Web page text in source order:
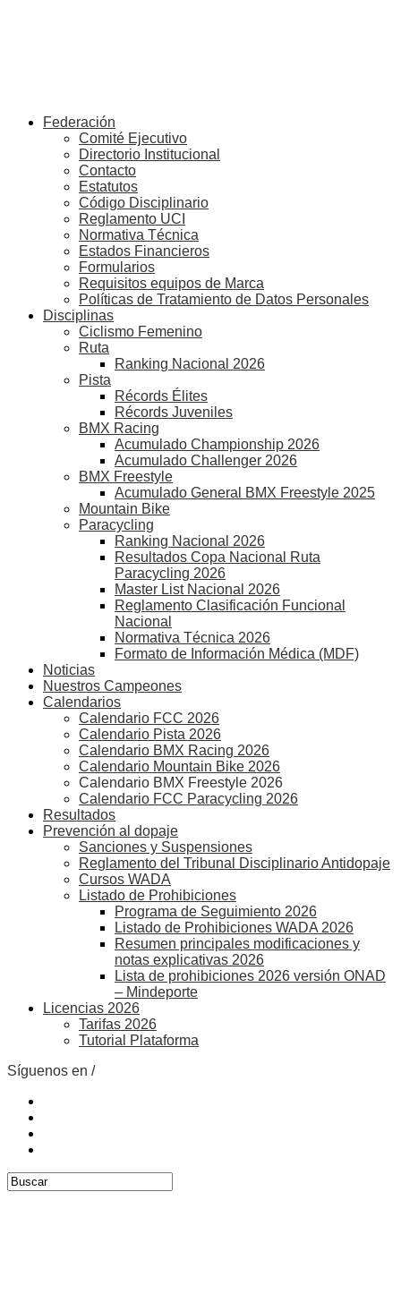
Federación
Comité Ejecutivo
Directorio Institucional
Contacto
Estatutos
Código Disciplinario
Reglamento UCI
Normativa Técnica
Estados Financieros
Formularios
Requisitos equipos de Marca
Políticas de Tratamiento de Datos Personales
Disciplinas
Ciclismo Femenino
Ruta
Ranking Nacional 2026
Pista
Récords Élites
Récords Juveniles
BMX Racing
Acumulado Championship 2026
Acumulado Challenger 2026
BMX Freestyle
Acumulado General BMX Freestyle 2025
Mountain Bike
Paracycling
Ranking Nacional 2026
Resultados Copa Nacional Ruta
Paracycling 2026
Master List Nacional 2026
Reglamento Clasificación Funcional
Nacional
Normativa Técnica 2026
Formato de Información Médica (MDF)
Noticias
Nuestros Campeones
Calendarios
Calendario FCC 2026
Calendario Pista 2026
Calendario BMX Racing 2026
Calendario Mountain Bike 2026
Calendario BMX Freestyle 2026
Calendario FCC Paracycling 2026
Resultados
Prevención al dopaje
Sanciones y Suspensiones
Reglamento del Tribunal Disciplinario Antidopaje
Cursos WADA
Listado de Prohibiciones
Programa de Seguimiento 2026
Listado de Prohibiciones WADA 2026
Resumen principales modificaciones y
notas explicativas 2026
Lista de prohibiciones 2026 versión ONAD
– Mindeporte
Licencias 2026
Tarifas 2026
Tutorial Plataforma
Síguenos en /